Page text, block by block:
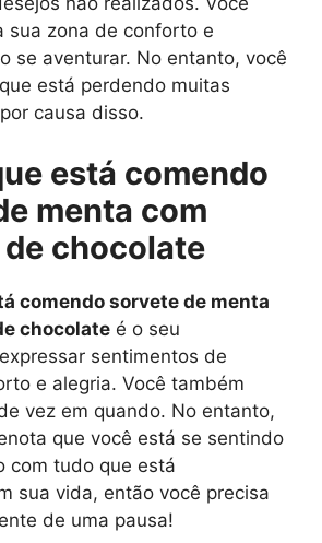
sua zona de conforto e
se aventurar. No entanto, você
está perdendo muitas
causa disso.
está comendo
menta com
chocolate
comendo sorvete de menta
chocolate é o seu
sentimentos de
e alegria. Você também
vez em quando. No entanto,
que você está se sentindo
com tudo que está
sua vida, então você precisa
de uma pausa!